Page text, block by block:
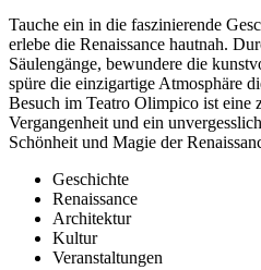
Tauche ein in die faszinierende
erlebe die Renaissance hautnah.
Säulengänge, bewundere die
spüre die einzigartige Atmosphäre
Besuch im Teatro Olimpico ist eine
Vergangenheit und ein
Schönheit und Magie der
Geschichte
Renaissance
Architektur
Kultur
Veranstaltungen